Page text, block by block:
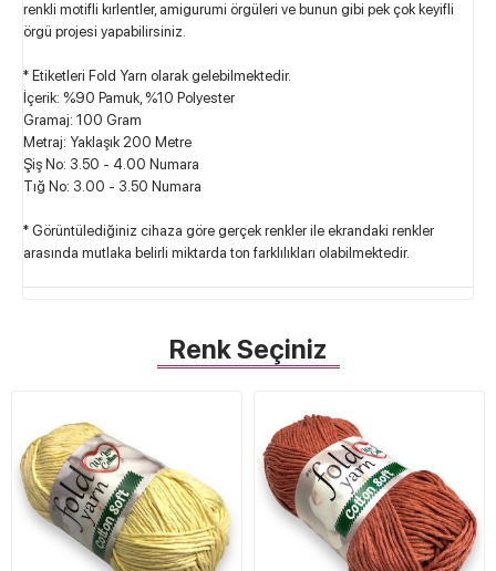
renkli motifli kırlentler, amigurumi örgüleri ve bunun gibi pek çok keyifli
örgü projesi yapabilirsiniz.
* Etiketleri Fold Yarn olarak gelebilmektedir.
İçerik: %90 Pamuk, %10 Polyester
Gramaj: 100 Gram
Metraj: Yaklaşık 200 Metre
Şiş No: 3.50 - 4.00 Numara
Tığ No: 3.00 - 3.50 Numara
* Görüntülediğiniz cihaza göre gerçek renkler ile ekrandaki renkler
arasında mutlaka belirli miktarda ton farklılıkları olabilmektedir.
Renk Seçiniz